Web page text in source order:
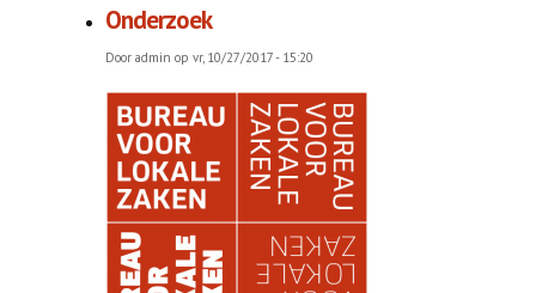
Onderzoek
Door admin op vr, 10/27/2017 - 15:20